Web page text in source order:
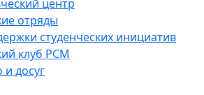
центр
отряды
студенческих инициатив
клуб РСМ
и досуг